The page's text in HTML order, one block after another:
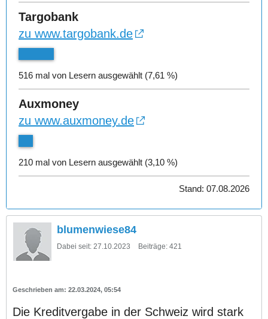
Targobank
zu www.targobank.de
516 mal von Lesern ausgewählt (7,61 %)
Auxmoney
zu www.auxmoney.de
210 mal von Lesern ausgewählt (3,10 %)
Stand: 07.08.2026
blumenwiese84
Dabei seit: 27.10.2023 Beiträge: 421
22.03.2024, 05:54
Die Kreditvergabe in der Schweiz wird stark